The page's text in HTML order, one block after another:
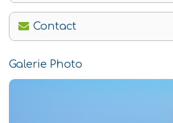
Contact
Galerie Photo